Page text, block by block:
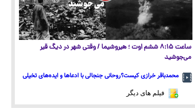
ساعت ۸:۱۵ ششم اوت ؛ هیروشیما / وقتی شهر در دیگ قیر
می‌جوشید
محمدباقر خرازی کیست؟روحانی جنجالی با ادعاها و ایده‌های تخیلی
فیلم های دیگر